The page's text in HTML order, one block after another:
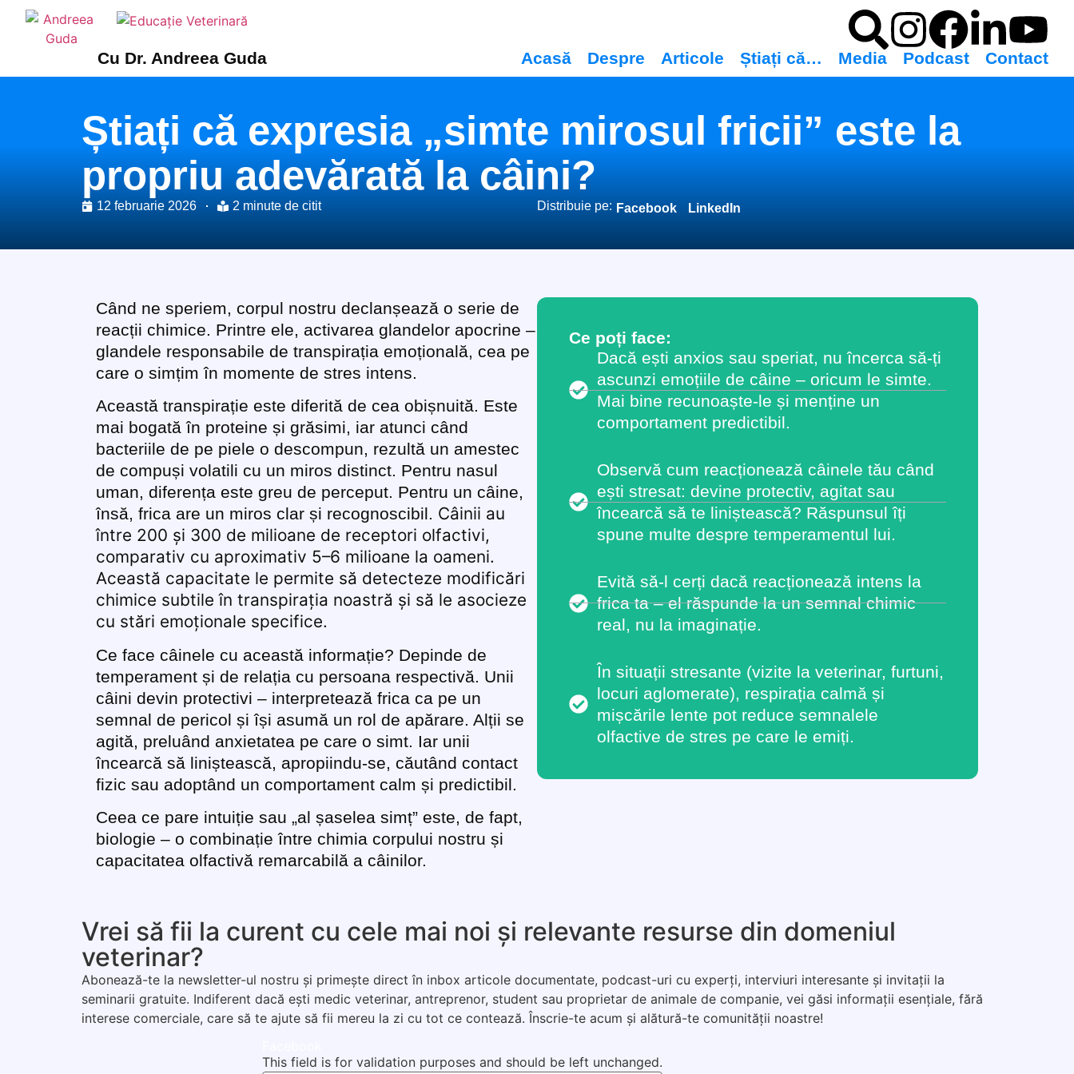
Cu Dr. Andreea Guda Acasă Despre Articole Știați că… Media Podcast Contact
Știați că expresia „simte mirosul fricii” este la
propriu adevărată la câini?
12 februarie 2026 2 minute de citit Distribuie pe: Facebook LinkedIn
Când ne speriem, corpul nostru declanșează o serie de
reacții chimice. Printre ele, activarea glandelor apocrine –
glandele responsabile de transpirația emoțională, cea pe
care o simțim în momente de stres intens.
Această transpirație este diferită de cea obișnuită. Este
mai bogată în proteine și grăsimi, iar atunci când
bacteriile de pe piele o descompun, rezultă un amestec
de compuși volatili cu un miros distinct. Pentru nasul
uman, diferența este greu de perceput. Pentru un câine,
însă, frica are un miros clar și recognoscibil. Câinii au
între 200 și 300 de milioane de receptori olfactivi,
comparativ cu aproximativ 5–6 milioane la oameni.
Această capacitate le permite să detecteze modificări
chimice subtile în transpirația noastră și să le asocieze
cu stări emoționale specifice.
Ce face câinele cu această informație? Depinde de
temperament și de relația cu persoana respectivă. Unii
câini devin protectivi – interpretează frica ca pe un
semnal de pericol și își asumă un rol de apărare. Alții se
agită, preluând anxietatea pe care o simt. Iar unii
încearcă să liniștească, apropiindu-se, căutând contact
fizic sau adoptând un comportament calm și predictibil.
Ceea ce pare intuiție sau „al șaselea simț” este, de fapt,
biologie – o combinație între chimia corpului nostru și
capacitatea olfactivă remarcabilă a câinilor.
Ce poți face:
Dacă ești anxios sau speriat, nu încerca să-ți
ascunzi emoțiile de câine – oricum le simte.
Mai bine recunoaște-le și menține un
comportament predictibil.
Observă cum reacționează câinele tău când
ești stresat: devine protectiv, agitat sau
încearcă să te liniștească? Răspunsul îți
spune multe despre temperamentul lui.
Evită să-l cerți dacă reacționează intens la
frica ta – el răspunde la un semnal chimic
real, nu la imaginație.
În situații stresante (vizite la veterinar, furtuni,
locuri aglomerate), respirația calmă și
mișcările lente pot reduce semnalele
olfactive de stres pe care le emiți.
Vrei să fii la curent cu cele mai noi și relevante resurse din domeniul
veterinar?
Abonează-te la newsletter-ul nostru și primește direct în inbox articole documentate, podcast-uri cu experți, interviuri interesante și invitații la
seminarii gratuite. Indiferent dacă ești medic veterinar, antreprenor, student sau proprietar de animale de companie, vei găsi informații esențiale, fără
interese comerciale, care să te ajute să fii mereu la zi cu tot ce contează. Înscrie-te acum și alătură-te comunității noastre!
This field is for validation purposes and should be left unchanged.